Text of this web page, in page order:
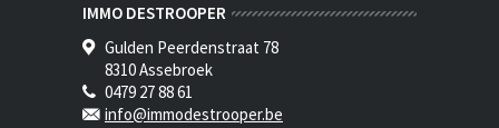
IMMO DESTROOPER
Gulden Peerdenstraat 78
8310 Assebroek
0479 27 88 61
info@immodestrooper.be